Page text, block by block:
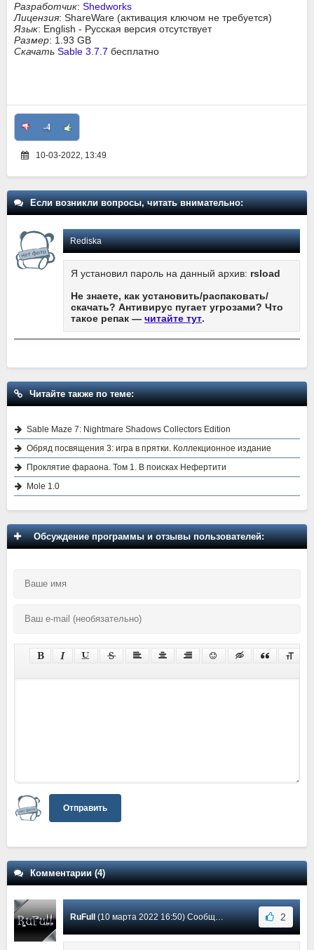
Разработчик: Shedworks
Лицензия: ShareWare (активация ключом не требуется)
Язык: English - Русская версия отсутствует
Размер: 1.93 GB
Скачать Sable 3.7.7 бесплатно
-4
10-03-2022, 13:49
Если возникли вопросы, читать внимательно:
Rediska
Я установил пароль на данный архив: rsload
Не знаете, как установить/распаковать/
скачать? Антивирус пугает угрозами? Что
такое репак — читайте тут.
Читайте также по теме:
Sable Maze 7: Nightmare Shadows Collectors Edition
Обряд посвящения 3: игра в прятки. Коллекционное издание
Проклятие фараона. Том 1. В поисках Нефертити
Mole 1.0
Обсуждение программы и отзывы пользователей:
Отправить
Комментарии (4)
RuFull (10 марта 2022 16:50) Сообщение #4 2